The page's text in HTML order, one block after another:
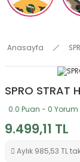
Tabure
Anasayfa
SPRO STRAT
0.0 Puan - 0
9.499,11 TL
Aylık 985,53 TL